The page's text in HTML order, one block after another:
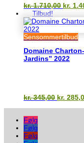
kr.1.710,00 Den
pris
kr.
kr.
Tilbud!
Sensommertilbud
Domaine
Jardins” 2022
kr.345,00 Den
kr.
Følg
Følg
Følg